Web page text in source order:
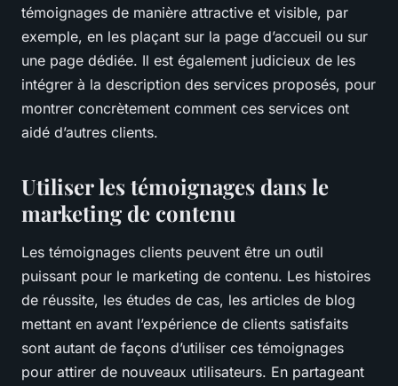
témoignages de manière attractive et visible, par
exemple, en les plaçant sur la page d’accueil ou sur
une page dédiée. Il est également judicieux de les
intégrer à la description des services proposés, pour
montrer concrètement comment ces services ont
aidé d’autres clients.
Utiliser les témoignages dans le
marketing de contenu
Les témoignages clients peuvent être un outil
puissant pour le marketing de contenu. Les histoires
de réussite, les études de cas, les articles de blog
mettant en avant l’expérience de clients satisfaits
sont autant de façons d’utiliser ces témoignages
pour attirer de nouveaux utilisateurs. En partageant